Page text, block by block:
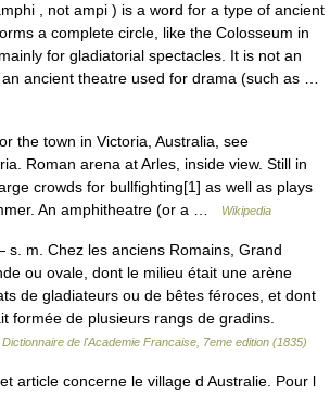
, not ampi ) is a word for a type of ancient
a complete circle, like the Colosseum in
for gladiatorial spectacles. It is not an
ancient theatre used for drama (such as …
the town in Victoria, Australia, see
Roman arena at Arles, inside view. Still in
crowds for bullfighting[1] as well as plays
An amphitheatre (or a …
Wikipedia
s. m. Chez les anciens Romains, Grand
ou ovale, dont le milieu était une arène
de gladiateurs ou de bêtes féroces, et dont
formée de plusieurs rangs de gradins.
Dictionnaire de l'Academie Francaise, 7eme edition (1835)
article concerne le village d Australie. Pour l